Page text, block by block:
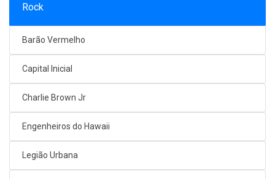
Rock
Barão Vermelho
Capital Inicial
Charlie Brown Jr
Engenheiros do Hawaii
Legião Urbana